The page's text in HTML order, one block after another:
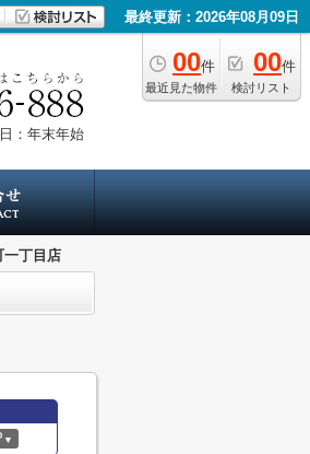
最終更新：2026年08月09日
00件
最近見た物件
00件
検討リスト
：年末年始
一丁目店
▼